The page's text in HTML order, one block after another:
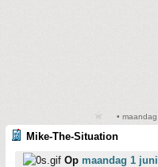
•
Mike-The-Situation
Op maandag 1